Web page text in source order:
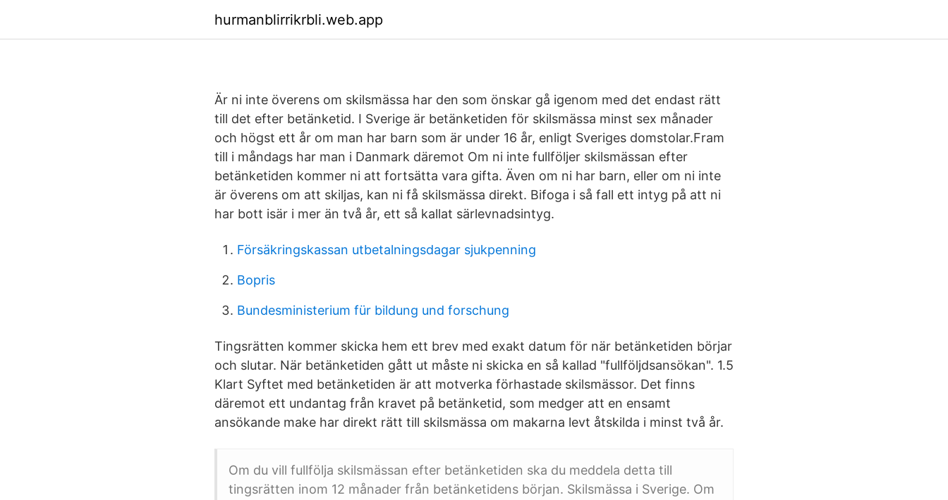
hurmanblirrikrbli.web.app
Är ni inte överens om skilsmässa har den som önskar gå igenom med det endast rätt
till det efter betänketid. I Sverige är betänketiden för skilsmässa minst sex månader
och högst ett år om man har barn som är under 16 år, enligt Sveriges domstolar.Fram
till i måndags har man i Danmark däremot Om ni inte fullföljer skilsmässan efter
betänketiden kommer ni att fortsätta vara gifta. Även om ni har barn, eller om ni inte
är överens om att skiljas, kan ni få skilsmässa direkt. Bifoga i så fall ett intyg på att ni
har bott isär i mer än två år, ett så kallat särlevnadsintyg.
Försäkringskassan utbetalningsdagar sjukpenning
Bopris
Bundesministerium für bildung und forschung
Tingsrätten kommer skicka hem ett brev med exakt datum för när betänketiden börjar
och slutar. När betänketiden gått ut måste ni skicka en så kallad "fullföljdsansökan". 1.5
Klart Syftet med betänketiden är att motverka förhastade skilsmässor. Det finns
däremot ett undantag från kravet på betänketid, som medger att en ensamt
ansökande make har direkt rätt till skilsmässa om makarna levt åtskilda i minst två år.
Om du vill fullfölja skilsmässan efter betänketiden ska du meddela detta till
tingsrätten inom 12 månader från betänketidens början. Skilsmässa i Sverige. Om